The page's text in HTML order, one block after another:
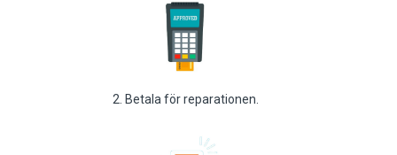
2. Betala för reparationen.